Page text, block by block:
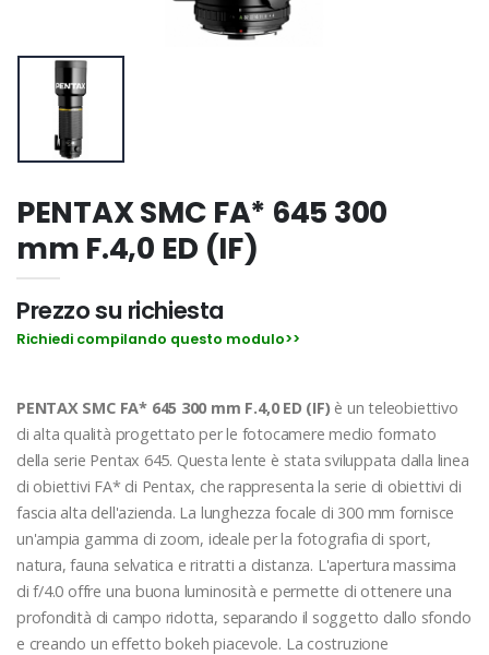
PENTAX SMC FA* 645 300
mm F.4,0 ED (IF)
Prezzo su richiesta
Richiedi compilando questo modulo>>
PENTAX SMC FA* 645 300 mm F.4,0 ED (IF) è un teleobiettivo
di alta qualità progettato per le fotocamere medio formato
della serie Pentax 645. Questa lente è stata sviluppata dalla linea
di obiettivi FA* di Pentax, che rappresenta la serie di obiettivi di
fascia alta dell'azienda. La lunghezza focale di 300 mm fornisce
un'ampia gamma di zoom, ideale per la fotografia di sport,
natura, fauna selvatica e ritratti a distanza. L'apertura massima
di f/4.0 offre una buona luminosità e permette di ottenere una
profondità di campo ridotta, separando il soggetto dallo sfondo
e creando un effetto bokeh piacevole. La costruzione